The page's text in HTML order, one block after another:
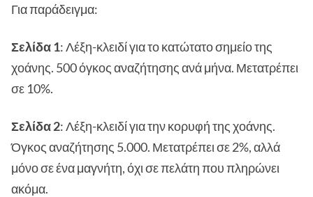
Για παράδειγμα:
Σελίδα 1: Λέξη-κλειδί για το κατώτατο σημείο της
χοάνης. 500 όγκος αναζήτησης ανά μήνα. Μετατρέπει
σε 10%.
Σελίδα 2: Λέξη-κλειδί για την κορυφή της χοάνης.
Όγκος αναζήτησης 5.000. Μετατρέπει σε 2%, αλλά
μόνο σε ένα μαγνήτη, όχι σε πελάτη που πληρώνει
ακόμα.